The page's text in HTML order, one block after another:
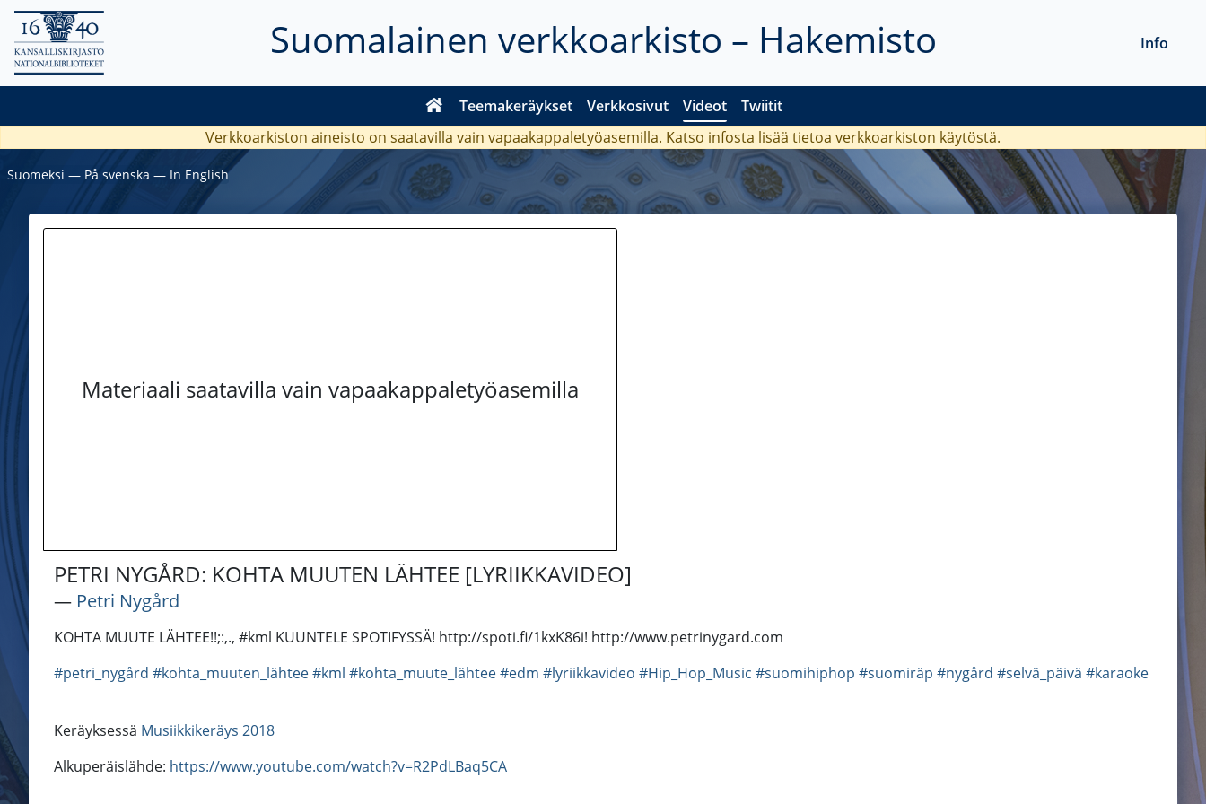
Suomalainen verkkoarkisto – Hakemisto
Teemakeräykset Verkkosivut Videot Twiitit
Info
Verkkoarkiston aineisto on saatavilla vain vapaakappaletyöasemilla. Katso infosta lisää tietoa verkkoarkiston käytöstä.
Suomeksi ― På svenska ― In English
Materiaali saatavilla vain vapaakappaletyöasemilla
PETRI NYGÅRD: KOHTA MUUTEN LÄHTEE [LYRIIKKAVIDEO]
― Petri Nygård
KOHTA MUUTE LÄHTEE!!;:,., #kml KUUNTELE SPOTIFYSSÄ! http://spoti.fi/1kxK86i! http://www.petrinygard.com
#petri_nygård #kohta_muuten_lähtee#kml #kohta_muute_lähtee#edm #lyriikkavideo #Hip_Hop_Music #suomihiphop #suomiräp #nygård #selvä_päivä #karaoke
Keräyksessä Musiikkikeräys 2018
Alkuperäislähde: https://www.youtube.com/watch?v=R2PdLBaq5CA